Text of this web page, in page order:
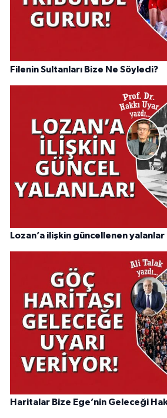
Filenin Sultanları Bize Ne Söyledi?
Lozan’a ilişkin güncellenen yalanlar
Haritalar Bize Ege’nin Geleceği